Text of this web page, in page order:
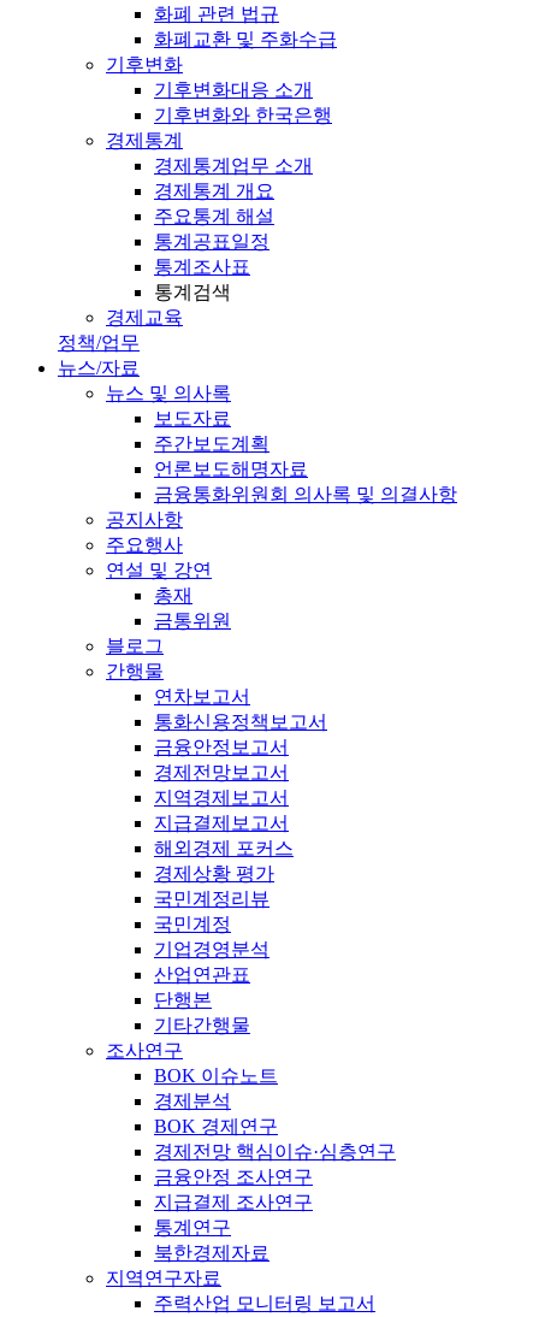
화폐 관련 법규
화폐교환 및 주화수급
기후변화
기후변화대응 소개
기후변화와 한국은행
경제통계
경제통계업무 소개
경제통계 개요
주요통계 해설
통계공표일정
통계조사표
통계검색
경제교육
정책/업무
뉴스/자료
뉴스 및 의사록
보도자료
주간보도계획
언론보도해명자료
금융통화위원회 의사록 및 의결사항
공지사항
주요행사
연설 및 강연
총재
금통위원
블로그
간행물
연차보고서
통화신용정책보고서
금융안정보고서
경제전망보고서
지역경제보고서
지급결제보고서
해외경제 포커스
경제상황 평가
국민계정리뷰
국민계정
기업경영분석
산업연관표
단행본
기타간행물
조사연구
BOK 이슈노트
경제분석
BOK 경제연구
경제전망 핵심이슈·심층연구
금융안정 조사연구
지급결제 조사연구
통계연구
북한경제자료
지역연구자료
주력산업 모니터링 보고서